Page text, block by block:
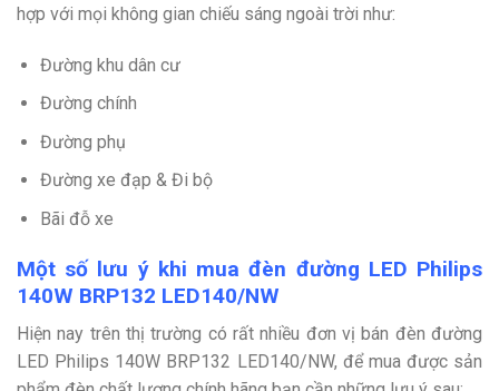
hợp với mọi không gian chiếu sáng ngoài trời như:
Đường khu dân cư
Đường chính
Đường phụ
Đường xe đạp & Đi bộ
Bãi đỗ xe
Một số lưu ý khi mua đèn đường LED Philips
140W BRP132 LED140/NW
Hiện nay trên thị trường có rất nhiều đơn vị bán đèn đường
LED Philips 140W BRP132 LED140/NW, để mua được sản